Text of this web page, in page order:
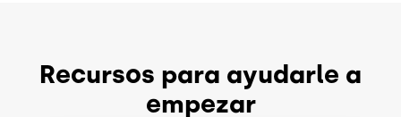
Recursos para ayudarle a
empezar